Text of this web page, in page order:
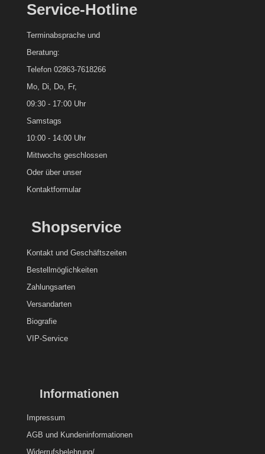
Service-Hotline
Terminabsprache und
Beratung:
Telefon 02863-7618266
Mo, Di, Do, Fr,
09:30 - 17:00 Uhr
Samstags
10:00 - 14:00 Uhr
Mittwochs geschlossen
Oder über unser
Kontaktformular
Shopservice
Kontakt und Geschäftszeiten
Bestellmöglichkeiten
Zahlungsarten
Versandarten
Biografie
VIP-Service
Informationen
Impressum
AGB und Kundeninformationen
Widerrufsbelehrung/